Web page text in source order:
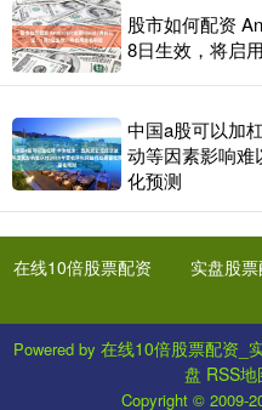
股市如何配资
8日生效，将启
中国a股可以加
动等因素影响难
化预测
在线10倍股票配资 实盘股
Powered by 在线10倍股票配资_
盘 RSS地
Copyright © 2009-